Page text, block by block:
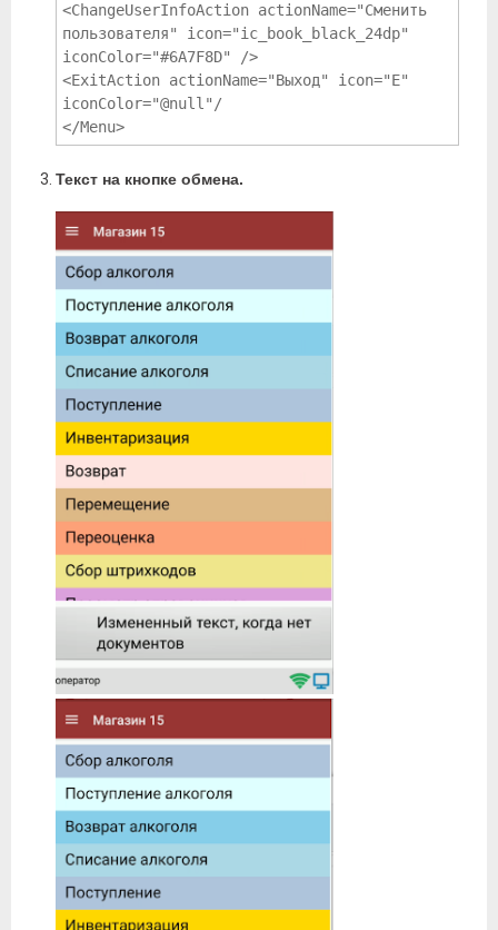
<ChangeUserInfoAction actionName="Сменить
пользователя" icon="ic_book_black_24dp"
iconColor="#6A7F8D" />
<ExitAction actionName="Выход" icon="E"
iconColor="@null"/
</Menu>
Текст на кнопке обмена.